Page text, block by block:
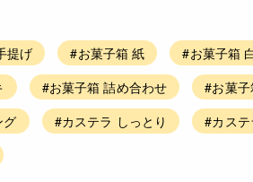
提げ #お菓子箱 紙
#お菓子箱
#お菓子箱 詰め合わせ
#お菓
グ #カステラ しっとり
#カス